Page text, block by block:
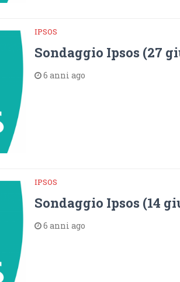
IPSOS
Sondaggio Ipsos (27
6 anni ago
IPSOS
Sondaggio Ipsos (14
6 anni ago